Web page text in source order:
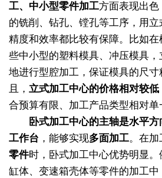
工、中小型零件加工方面表现出
的铣削、钻孔、镗孔等工序，用立
精度和效率都比较有保障。比如
些中小型的塑料模具、冲压模具
地进行型腔加工，保证模具的尺
且， 立式加工中心的价格相对较
合预算有限、加工产品类型相对单
卧式加工中心的主轴是水平方
工作台 ，能够实现多面加工。在加
零件时，卧式加工中心优势明显
缸体、变速箱壳体等零件的加工